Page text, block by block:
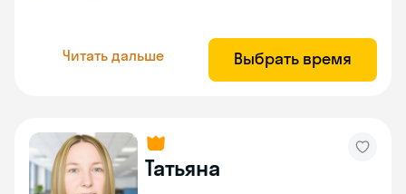
Читать дальше Выбрать время
Татьяна